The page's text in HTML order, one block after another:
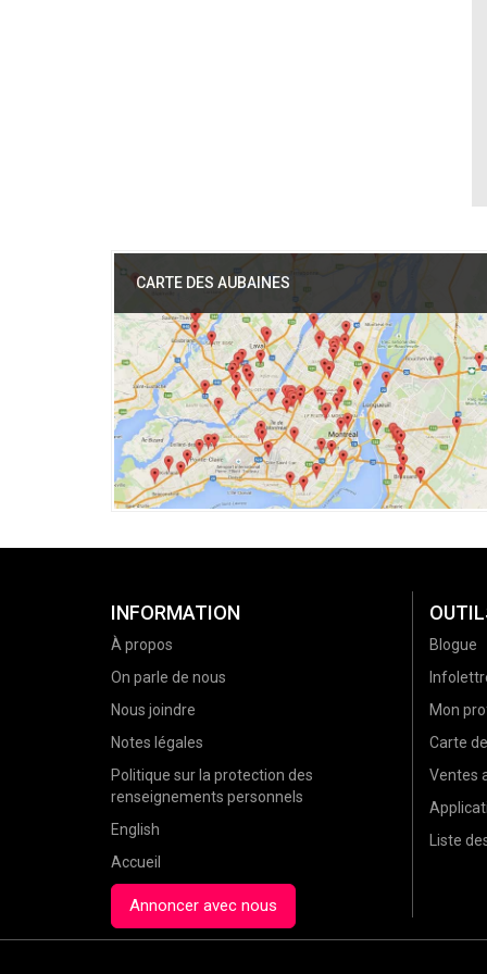
CARTE DES AUBAINES
INFORMATION
À propos
On parle de nous
Nous joindre
Notes légales
Politique sur la protection des
renseignements personnels
English
Accueil
Annoncer avec nous
Blogue
Mon
Carte
Ventes
Liste